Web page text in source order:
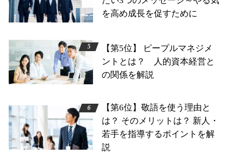
を高め成長を促すために
【第5位】 ピープルマネジメ
ントとは？ 人的資本経営と
の関係を解説
【第6位】敬語を使う理由と
は？ そのメリットは？ 新人・
若手を指導するポイントを解
説